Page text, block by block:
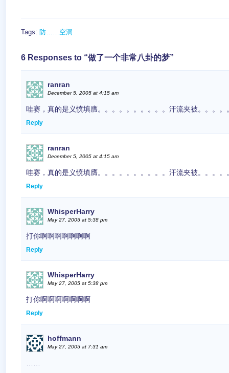
Tags: 防……空洞
6 Responses to “做了一个非常八卦的梦”
ranran
December 5, 2005 at 4:15 am
哇赛，真的是义愤填膺。。。。。。。。。。汗流夹被。。。。
Reply
ranran
December 5, 2005 at 4:15 am
哇赛，真的是义愤填膺。。。。。。。。。。汗流夹被。。。。
Reply
WhisperHarry
May 27, 2005 at 5:38 pm
打你啊啊啊啊啊啊啊
Reply
WhisperHarry
May 27, 2005 at 5:38 pm
打你啊啊啊啊啊啊啊
Reply
hoffmann
May 27, 2005 at 7:31 am